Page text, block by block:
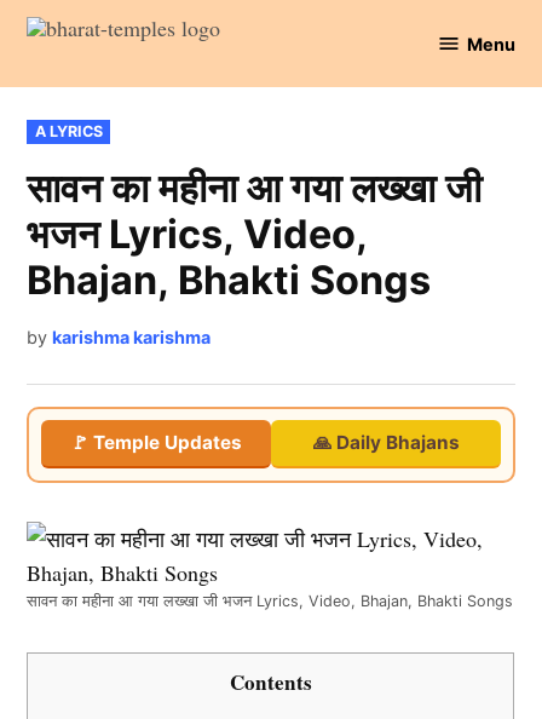
Skip
content
Temples
Menu
POSTED
IN
A LYRICS
सावन का महीना आ गया लख्खा जी
भजन Lyrics, Video,
Bhajan, Bhakti Songs
by karishma karishma
🚩 Temple Updates 🙏 Daily Bhajans
सावन का महीना आ गया लख्खा जी भजन Lyrics, Video, Bhajan, Bhakti Songs
Contents